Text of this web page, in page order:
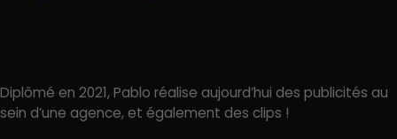
Diplômé en 2021, Pablo réalise aujourd’hui des publicités au
sein d’une agence, et également des clips !